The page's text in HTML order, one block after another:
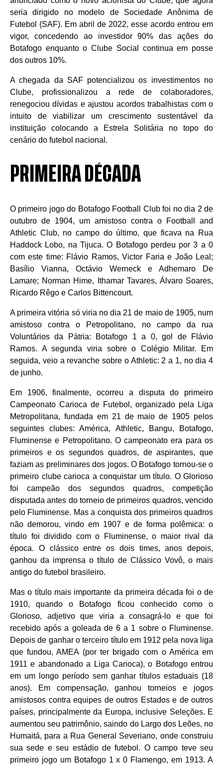
seria dirigido no modelo de Sociedade Anônima de
Futebol (SAF). Em abril de 2022, esse acordo entrou em
vigor, concedendo ao investidor 90% das ações do
Botafogo enquanto o Clube Social continua em posse
dos outros 10%.
A chegada da SAF potencializou os investimentos no
Clube, profissionalizou a rede de colaboradores,
renegociou dívidas e ajustou acordos trabalhistas com o
intuito de viabilizar um crescimento sustentável da
instituição colocando a Estrela Solitária no topo do
cenário do futebol nacional.
PRIMEIRA DÉCADA
O primeiro jogo do Botafogo Football Club foi no dia 2 de
outubro de 1904, um amistoso contra o Football and
Athletic Club, no campo do último, que ficava na Rua
Haddock Lobo, na Tijuca. O Botafogo perdeu por 3 a 0
com este time: Flávio Ramos, Victor Faria e João Leal;
Basílio Vianna, Octávio Werneck e Adhemaro De
Lamare; Norman Hime, Ithamar Tavares, Álvaro Soares,
Ricardo Rêgo e Carlos Bittencourt.
A primeira vitória só viria no dia 21 de maio de 1905, num
amistoso contra o Petropolitano, no campo da rua
Voluntários da Pátria: Botafogo 1 a 0, gol de Flávio
Ramos. A segunda viria sobre o Colégio Militar. Em
seguida, veio a revanche sobre o Athletic: 2 a 1, no dia 4
de junho.
Em 1906, finalmente, ocorreu a disputa do primeiro
Campeonato Carioca de Futebol, organizado pela Liga
Metropolitana, fundada em 21 de maio de 1905 pelos
seguintes clubes: América, Athletic, Bangu, Botafogo,
Fluminense e Petropolitano. O campeonato era para os
primeiros e os segundos quadros, de aspirantes, que
faziam as preliminares dos jogos. O Botafogo tornou-se o
primeiro clube carioca a conquistar um título. O Glorioso
foi campeão dos segundos quadros, competição
disputada antes do torneio de primeiros quadros, vencido
pelo Fluminense. Mas a conquista dos primeiros quadros
não demorou, vindo em 1907 e de forma polêmica: o
título foi dividido com o Fluminense, o maior rival da
época. O clássico entre os dois times, anos depois,
ganhou da imprensa o título de Clássico Vovô, o mais
antigo do futebol brasileiro.
Mas o título mais importante da primeira década foi o de
1910, quando o Botafogo ficou conhecido como o
Glorioso, adjetivo que viria a consagrá-lo e que foi
recebido após a goleada de 6 a 1 sobre o Fluminense.
Depois de ganhar o terceiro título em 1912 pela nova liga
que fundou, AMEA (por ter brigado com o América em
1911 e abandonado a Liga Carioca), o Botafogo entrou
em um longo período sem ganhar títulos estaduais (18
anos). Em compensação, ganhou torneios e jogos
amistosos contra equipes de outros Estados e de outros
países, principalmente da Europa, inclusive Seleções. E
aumentou seu patrimônio, saindo do Largo dos Leões, no
Humaitá, para a Rua General Severiano, onde construiu
sua sede e seu estádio de futebol. O campo teve seu
primeiro jogo um Botafogo 1 x 0 Flamengo, em 1913. A